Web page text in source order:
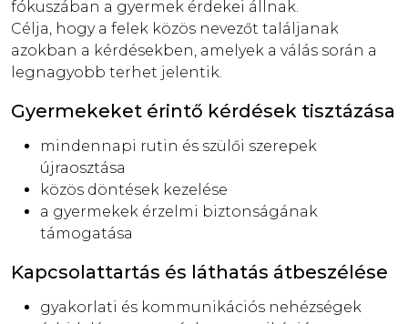
fókuszában a gyermek érdekei állnak.
Célja, hogy a felek közös nevezőt találjanak
azokban a kérdésekben, amelyek a válás során a
legnagyobb terhet jelentik.
Gyermekeket érintő kérdések tisztázása
mindennapi rutin és szülői szerepek
újraosztása
közös döntések kezelése
a gyermekek érzelmi biztonságának
támogatása
Kapcsolattartás és láthatás átbeszélése
gyakorlati és kommunikációs nehézségek